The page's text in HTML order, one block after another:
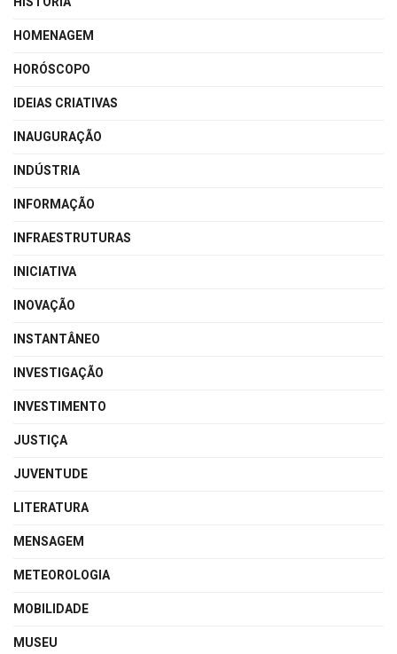
HOMENAGEM
HORÓSCOPO
IDEIAS CRIATIVAS
INAUGURAÇÃO
INDÚSTRIA
INFORMAÇÃO
INFRAESTRUTURAS
INICIATIVA
INOVAÇÃO
INSTANTÂNEO
INVESTIGAÇÃO
INVESTIMENTO
JUSTIÇA
JUVENTUDE
LITERATURA
MENSAGEM
METEOROLOGIA
MOBILIDADE
MUSEU